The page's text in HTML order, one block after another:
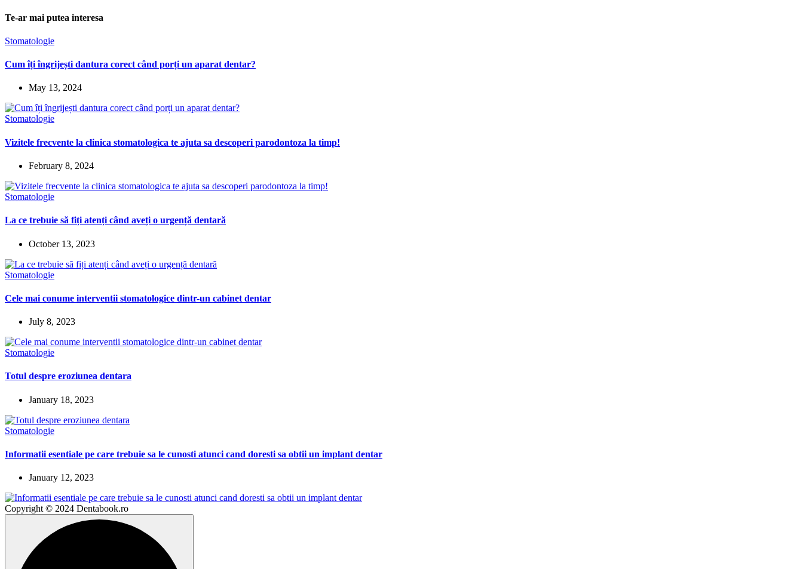
Te-ar mai putea interesa
Stomatologie
Cum îți îngrijești dantura corect când porți un aparat dentar?
May 13, 2024
Stomatologie
Vizitele frecvente la clinica stomatologica te ajuta sa descoperi parodontoza la timp!
February 8, 2024
Stomatologie
La ce trebuie să fiți atenți când aveți o urgență dentară
October 13, 2023
Stomatologie
Cele mai conume interventii stomatologice dintr-un cabinet dentar
July 8, 2023
Stomatologie
Totul despre eroziunea dentara
January 18, 2023
Stomatologie
Informatii esentiale pe care trebuie sa le cunosti atunci cand doresti sa obtii un implant dentar
January 12, 2023
Copyright © 2024 Dentabook.ro